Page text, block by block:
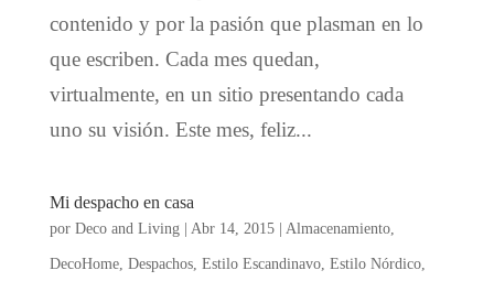
contenido y por la pasión que plasman en lo
que escriben. Cada mes quedan,
virtualmente, en un sitio presentando cada
uno su visión. Este mes, feliz...
Mi despacho en casa
por Deco and Living| Abr 14, 2015| Almacenamiento,
DecoHome, Despachos, Estilo Escandinavo, Estilo Nórdico,